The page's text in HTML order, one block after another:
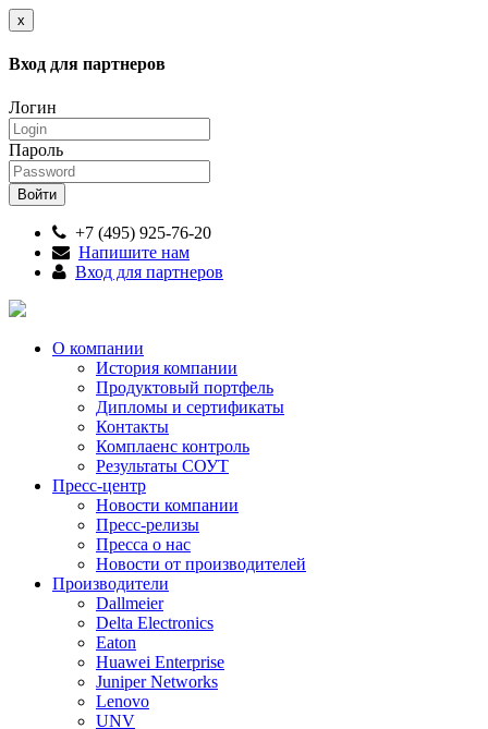
x
Вход для партнеров
Логин
Пароль
+7 (495) 925-76-20
Напишите нам
Вход для партнеров
О компании
История компании
Продуктовый портфель
Дипломы и сертификаты
Контакты
Комплаенс контроль
Результаты СОУТ
Пресс-центр
Новости компании
Пресс-релизы
Пресса о нас
Новости от производителей
Производители
Dallmeier
Delta Electronics
Eaton
Huawei Enterprise
Juniper Networks
Lenovo
UNV